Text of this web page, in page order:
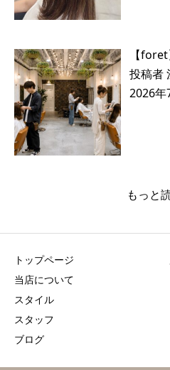
【
投稿者
2026年
もっと
トップページ
当店について
スタイル
スタッフ
ブログ